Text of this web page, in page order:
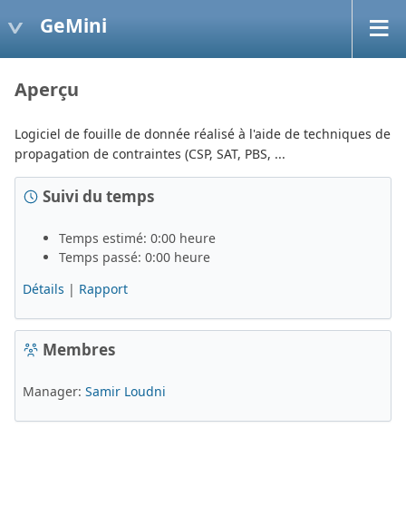
GeMini
Aperçu
Logiciel de fouille de donnée réalisé à l'aide de techniques de
propagation de contraintes (CSP, SAT, PBS, ...
Suivi du temps
Temps estimé: 0:00 heure
Temps passé: 0:00 heure
Détails | Rapport
Membres
Manager: Samir Loudni